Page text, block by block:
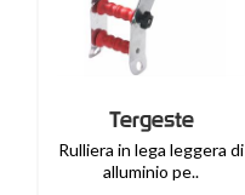
Tergeste
Rulliera in lega leggera di
alluminio pe..